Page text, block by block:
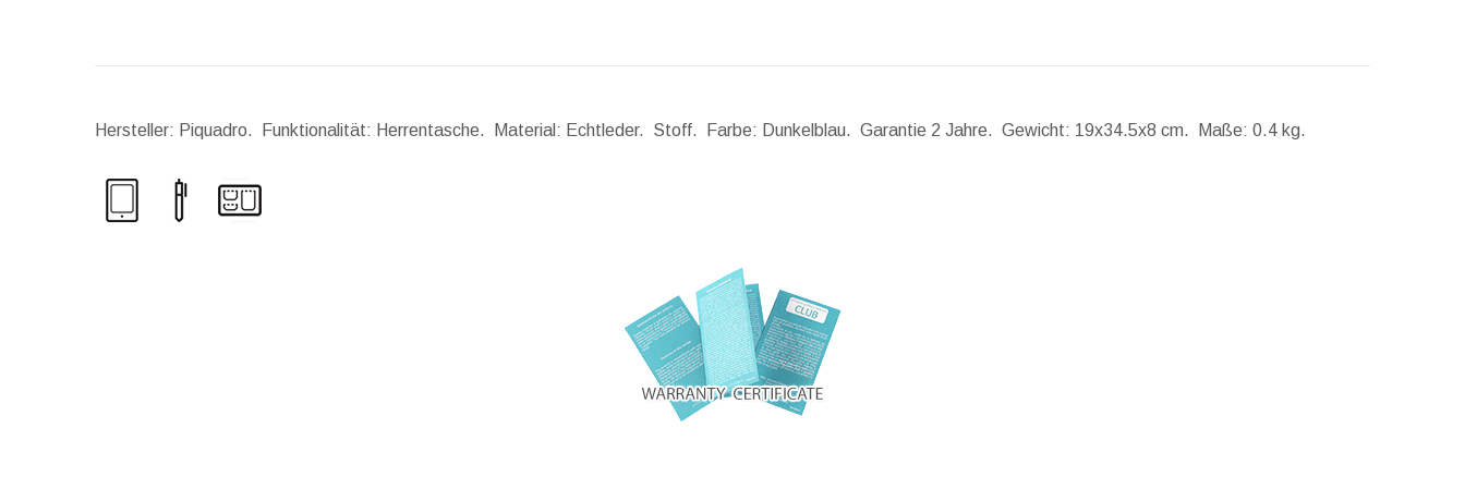
Hersteller: Piquadro. Funktionalität: Herrentasche. Material: Echtleder. Stoff. Farbe: Dunkelblau. Garantie 2 Jahre. Gewicht: 19x34.5x8 cm. Maße: 0.4 kg.